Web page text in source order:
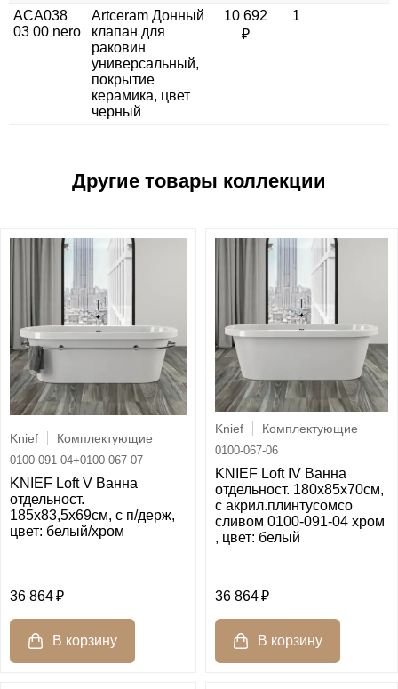
ACA038
03 00 nero
Artceram Донный
клапан для
раковин
универсальный,
покрытие
керамика, цвет
черный
10 692
₽
1
Knief Комплектующие
0100-091-04+0100-067-07
KNIEF Loft V Ванна
отдельност.
185х83,5х69см, c п/держ,
цвет: белый/хром
36 864
Knief Комплектующие
0100-067-06
KNIEF Loft IV Ванна
отдельност. 180х85х70см,
c акрил.плинтусомсо
сливом 0100-091-04 хром
, цвет: белый
36 864